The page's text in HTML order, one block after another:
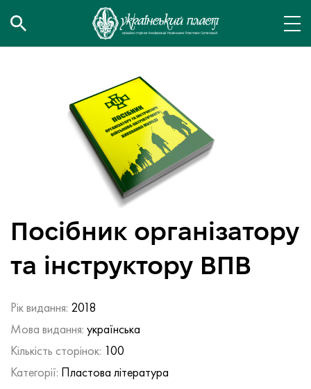
Посібник організатору
та інструктору ВПВ
Рік видання: 2018
Мова видання: українська
Кількість сторінок: 100
Категорії: Пластова література